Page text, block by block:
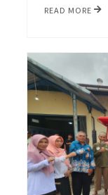
READ MORE